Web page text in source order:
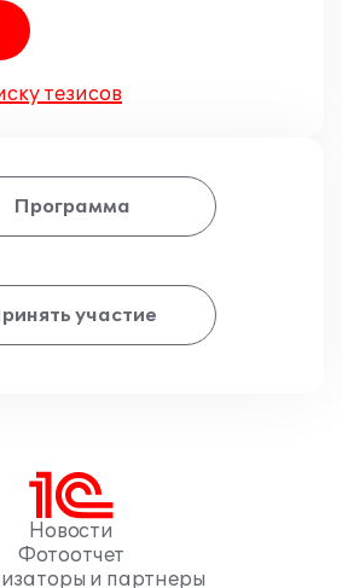
тезисов
Программа
участие
Новости
Фотоотчет
и партнеры